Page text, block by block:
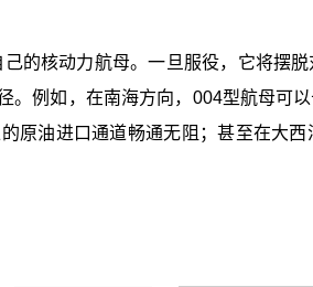
的核动力航母。一旦服役，它将摆
例如，在南海方向，004型航母可
油进口通道畅通无阻；甚至在大